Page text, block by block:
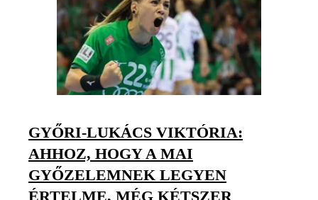
GYŐRI-LUKÁCS VIKTÓRIA:
AHHOZ, HOGY A MAI
GYŐZELEMNEK LEGYEN
ÉRTELME, MÉG KÉTSZER